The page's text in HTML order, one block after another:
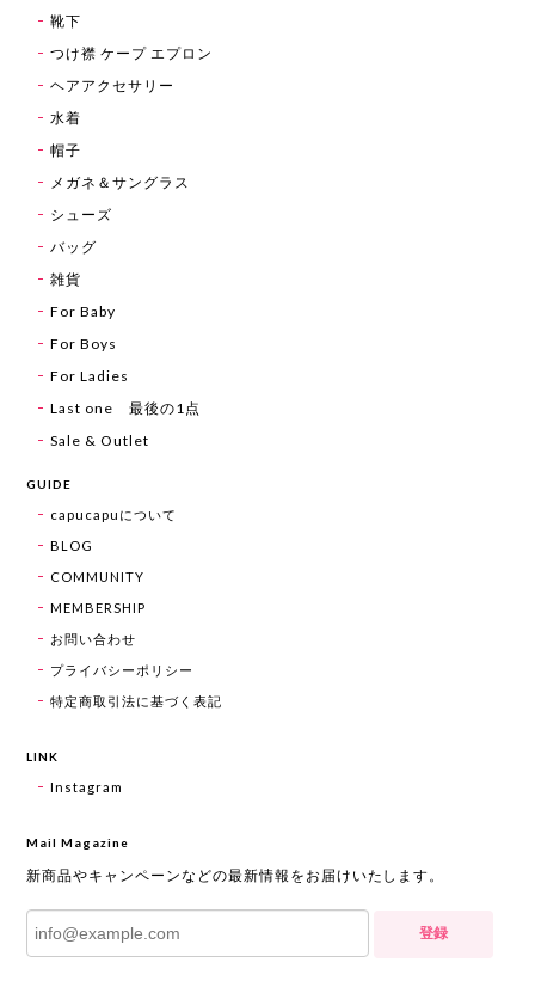
靴下
つけ襟 ケープ エプロン
ヘアアクセサリー
水着
帽子
メガネ＆サングラス
シューズ
バッグ
雑貨
For Baby
For Boys
For Ladies
Last one 最後の1点
Sale & Outlet
GUIDE
capucapuについて
BLOG
COMMUNITY
MEMBERSHIP
お問い合わせ
プライバシーポリシー
特定商取引法に基づく表記
LINK
Instagram
Mail Magazine
新商品やキャンペーンなどの最新情報をお届けいたします。
登録